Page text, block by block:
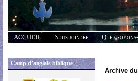
ACCUEIL Nous joindre Que
Réponses
Camp d’anglais biblique
Archive